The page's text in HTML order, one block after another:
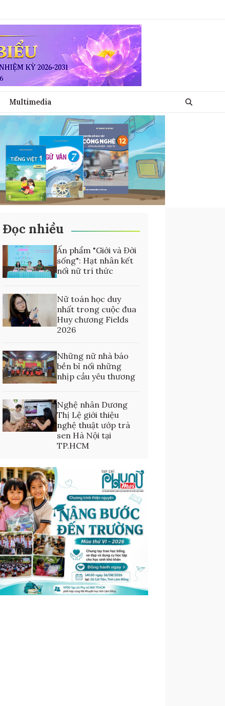
Multimedia
Đọc nhiều
Ấn phẩm "Giới và Đời
sống": Hạt nhân kết
nối nữ trí thức
Nữ toán học duy
nhất trong cuộc đua
Huy chương Fields
2026
Những nữ nhà báo
bền bỉ nối những
nhịp cầu yêu thương
Nghệ nhân Dương
Thị Lệ giới thiệu
nghệ thuật ướp trà
sen Hà Nội tại
TP.HCM